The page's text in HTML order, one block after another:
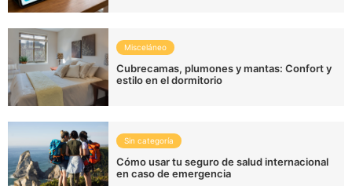
Misceláneo
Cubrecamas, plumones y mantas: Confort y
estilo en el dormitorio
Sin categoría
Cómo usar tu seguro de salud internacional
en caso de emergencia